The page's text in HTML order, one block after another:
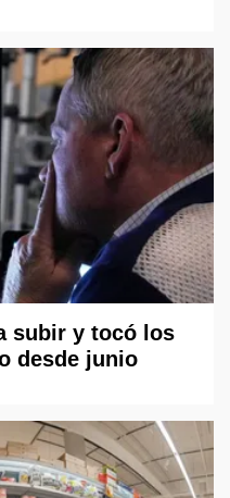
subir y tocó los
desde junio